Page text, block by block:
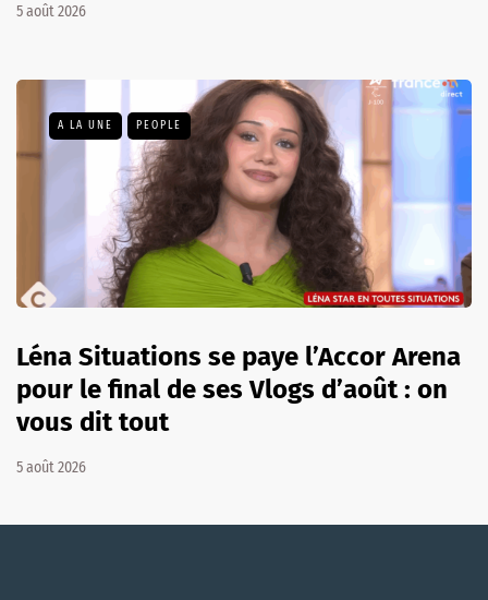
5 août 2026
A LA UNE PEOPLE
Léna Situations se paye l’Accor Arena
pour le final de ses Vlogs d’août : on
vous dit tout
5 août 2026